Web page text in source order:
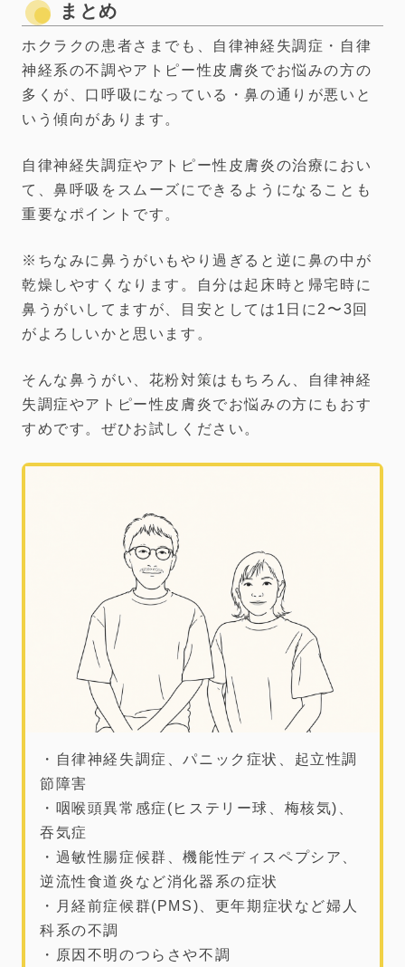
まとめ
ホクラクの患者さまでも、自律神経失調症・自律
神経系の不調やアトピー性皮膚炎でお悩みの方の
多くが、口呼吸になっている・鼻の通りが悪いと
いう傾向があります。
自律神経失調症やアトピー性皮膚炎の治療におい
て、鼻呼吸をスムーズにできるようになることも
重要なポイントです。
※ちなみに鼻うがいもやり過ぎると逆に鼻の中が
乾燥しやすくなります。自分は起床時と帰宅時に
鼻うがいしてますが、目安としては1日に2〜3回
がよろしいかと思います。
そんな鼻うがい、花粉対策はもちろん、自律神経
失調症やアトピー性皮膚炎でお悩みの方にもおす
すめです。ぜひお試しください。
・自律神経失調症、パニック症状、起立性調
節障害
・咽喉頭異常感症(ヒステリー球、梅核気)、
吞気症
・過敏性腸症候群、機能性ディスペプシア、
逆流性食道炎など消化器系の症状
・月経前症候群(PMS)、更年期症状など婦人
科系の不調
・原因不明のつらさや不調